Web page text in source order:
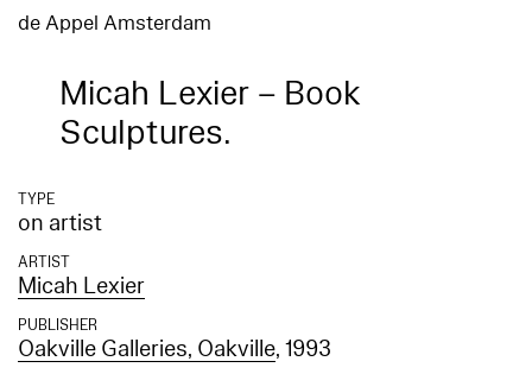
de Appel Amsterdam
Micah Lexier – Book
Sculptures.
TYPE
on artist
ARTIST
Micah Lexier
PUBLISHER
Oakville Galleries, Oakville, 1993